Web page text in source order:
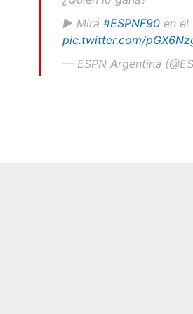
▶️ Mirá #ESPNF90en el
pic.twitter.com/
— ESPN Argentina